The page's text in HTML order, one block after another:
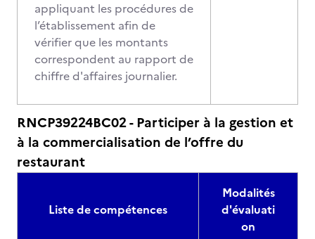
appliquant les procédures de
l’établissement afin de
vérifier que les montants
correspondent au rapport de
chiffre d'affaires journalier.
RNCP39224BC02 - Participer à la gestion et
à la commercialisation de l’offre du
restaurant
Liste de compétences
Modalités
d'évaluati
on